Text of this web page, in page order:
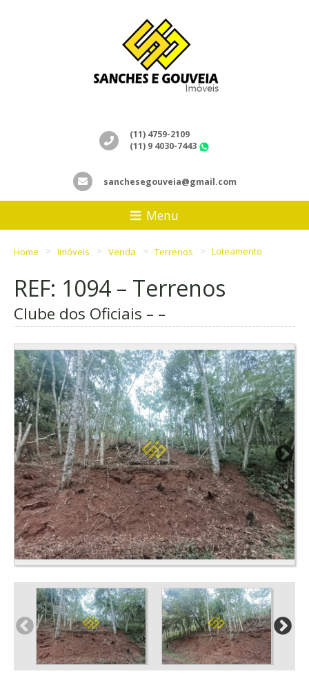
(11) 4759-2109
(11) 9 4030-7443
sanchesegouveia@gmail.com
Menu
Home Imóveis Venda Terrenos Loteamento
REF: 1094 – Terrenos
Clube dos Oficiais – –